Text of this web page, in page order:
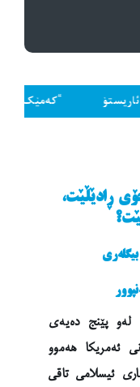
“کەمێک سەر داخە و
ڕادێڵێت،
لەو پێنج دەیەی
ئەمریکا هەموو
ئیسلامی تاقی